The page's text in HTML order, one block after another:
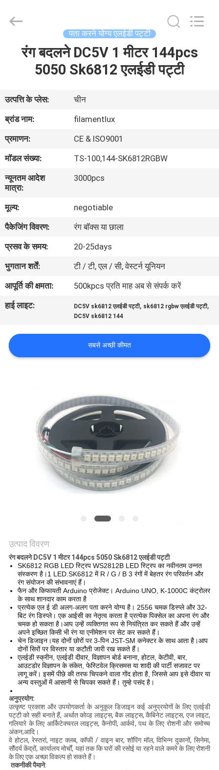
हमारे
बारे
कारखाना
गुणवत्ता
नियंत्रण
संपर्क
करें
उद्धरण
की
साइटमैप
PRIVACY
Technology
Reserved.
पता करने योग्य एलईडी पट्टी
रंग बदलने DC5V 1 मीटर 144pcs
5050 Sk6812 एलईडी पट्टी
उत्पत्ति के प्लेस:
चीन
ब्रांड नाम:
filamentlux
प्रमाणन:
CE & ISO9001
मॉडल संख्या:
TS-100,144-SK6812RGBW
न्यूनतम आदेश
मात्रा:
3000pcs
मूल्य:
negotiable
पैकेजिंग विवरण:
रंग बॉक्स या छाला
प्रसव के समय:
20-25days
भुगतान शर्तें:
टी / टी, एल / सी, वेस्टर्न यूनियन
आपूर्ति की क्षमता:
500kpcs प्रति माह अब से संपर्क करें
हाई लाइट:
DC5V sk6812 एलईडी पट्टी, sk6812 rgbw एलईडी पट्टी,
DC5V sk6812 144
सबसे अच्छी कीमत
उत्पाद विवरण
रंग बदलने DC5V 1 मीटर 144pcs 5050 Sk6812 एलईडी पट्टी
SK6812 RGB LED स्ट्रिप WS2812B LED स्ट्रिप का नवीनतम उन्नत
संस्करण है।1 LED.SK6812 में R / G / B 3 रंगों में बेहतर रंग परिवर्तन और
रंग संयोजन की संभावनाएं हैं।
फैन और किफायती Arduino प्रोजेक्ट। Arduino UNO, K-1000C कंट्रोलर
के साथ शानदार काम करता है
प्रत्येक एल ई डी अलग-अलग पता करने योग्य है। 2556 चमक डिस्प्ले और 32-
बिट रंग डिस्प्ले। एक आईसी का नेतृत्व करता है प्रत्येक पिक्सेल का अपना रंग और
चमक हो सकता है।आप उन्हें व्यक्तिगत रूप से नियंत्रित कर सकते हैं और उन्हें
अपने इच्छित किसी भी रंग या एनीमेशन पर सेट कर सकते हैं।
चेन डिजाइन।यह दोनों छोरों पर 3-पिन JST-SM कनेक्टर के साथ आता है।आप
दोनों सिरों पर विस्तार या कटौती जारी रख सकते हैं।
एलईडी स्क्रीन, एलईडी दीवार, विज्ञापन बोर्ड बनाना, होटल, केटीवी, बार,
आउटडोर विज्ञापन के संकेत, फेस्टिवेल क्रिसमस या शादी की पार्टी सजावट पर
लागू करें। इसमें पीछे की तरफ चिपकने वाला गोंद होता है, जिससे आप इसे दीवार या
अन्य वस्तुओं में आसानी से चिपका सकते हैं। तुम्हे पसंद है।
अनुप्रयोग:
उत्कृष्ट प्रकाश और उपयोगकर्ता के अनुकूल डिजाइन कई अनुप्रयोगों के लिए एलईडी
पट्टी को सही बनाते हैं, अर्थात कोव्ड लाइट्स, बैक लाइट्स, कैबिनेट लाइट्स, एज लाइट,
गलियारे के लिए आर्किटेक्चरल लाइट्स, कैनोपी, आर्कवे, पथ के लिए रोशनी और समोच्च
अंकन;आदि।
वे होटल, रेस्तरां, नाइट क्लब, कॉफी / वाइन बार, शॉपिंग मॉल, विभिन्न दुकानों, सिनेमा,
सौंदर्य केंद्रों, कार्यालय मोर्चों, यहां तक ​​कि घरों की रसोई या रहने वाले कमरे के लिए रोशनी
के लिए एक अच्छा विकल्प हो सकते हैं।
तकनीकी पैमाने: